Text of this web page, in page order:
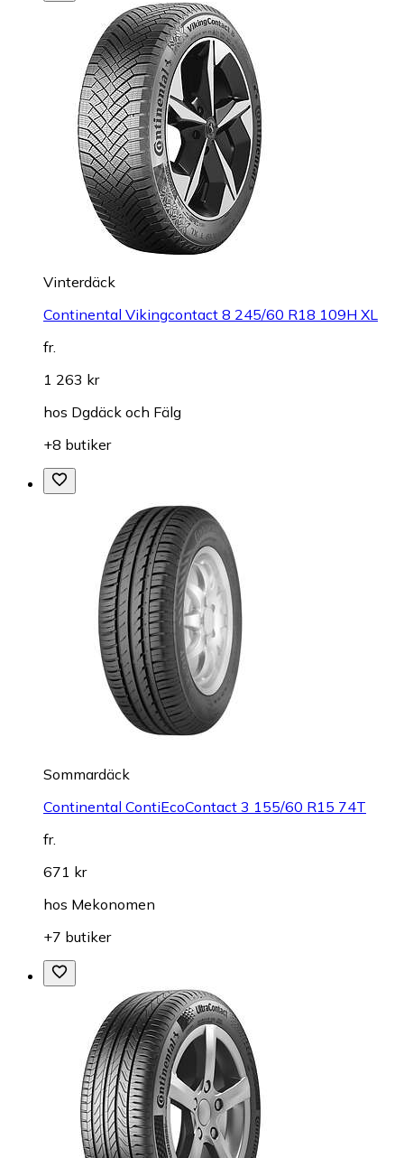
Vinterdäck
Continental Vikingcontact 8 245/60 R18 109H XL
fr.
1 263 kr
hos Dgdäck och Fälg
+8 butiker
Sommardäck
Continental ContiEcoContact 3 155/60 R15 74T
fr.
671 kr
hos Mekonomen
+7 butiker